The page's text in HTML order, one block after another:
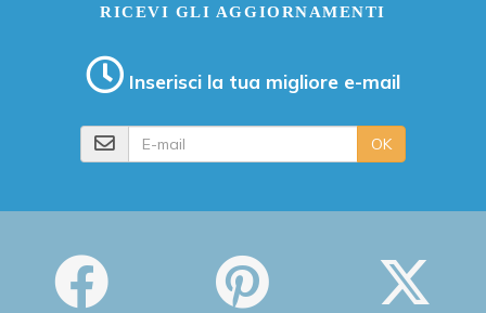
RICEVI GLI AGGIORNAMENTI
Inserisci la tua migliore e-mail
OK